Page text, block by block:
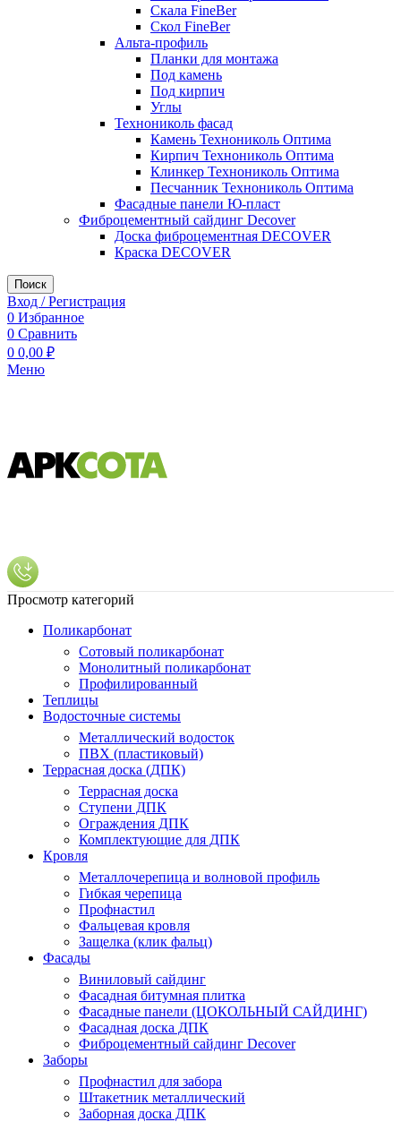
Скала FineBer
Скол FineBer
Альта-профиль
Планки для монтажа
Под камень
Под кирпич
Углы
Технониколь фасад
Камень Технониколь Оптима
Кирпич Технониколь Оптима
Клинкер Технониколь Оптима
Песчанник Технониколь Оптима
Фасадные панели Ю-пласт
Фиброцементный сайдинг Decover
Доска фиброцементная DECOVER
Краска DECOVER
Поиск
Вход / Регистрация
0 Избранное
0 Сравнить
0 0,00 ₽
Меню
Просмотр категорий
Поликарбонат
Сотовый поликарбонат
Монолитный поликарбонат
Профилированный
Теплицы
Водосточные системы
Металлический водосток
ПВХ (пластиковый)
Террасная доска (ДПК)
Террасная доска
Ступени ДПК
Ограждения ДПК
Комплектующие для ДПК
Кровля
Металлочерепица и волновой профиль
Гибкая черепица
Профнастил
Фальцевая кровля
Защелка (клик фальц)
Фасады
Виниловый сайдинг
Фасадная битумная плитка
Фасадные панели (ЦОКОЛЬНЫЙ САЙДИНГ)
Фасадная доска ДПК
Фиброцементный сайдинг Decover
Заборы
Профнастил для забора
Штакетник металлический
Заборная доска ДПК